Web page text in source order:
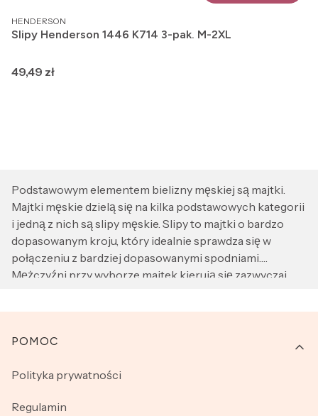
PRODUCENT
HENDERSON
Slipy Henderson 1446 K714 3-pak. M-2XL
Cena
49,49 zł
Podstawowym elementem bielizny męskiej są majtki.
Majtki męskie dzielą się na kilka podstawowych kategorii
i jedną z nich są slipy męskie. Slipy to majtki o bardzo
dopasowanym kroju, który idealnie sprawdza się w
połączeniu z bardziej dopasowanymi spodniami.
Mężczyźni przy wyborze majtek kierują się zazwyczaj
wybieranym modelem majtek. Są nie tylko wygodne, ale
mężczyzny. Zawsze należy pamiętać, że bielizna męska, w
materiałów. Najbardziej korzystne dla skóry będą modele
podrażnień i pełną oddychalność i komfort. W ofercie
Linki w stopce
POMOC
Polityka prywatności
Regulamin